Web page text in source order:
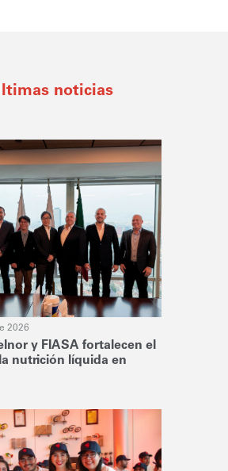
noticias
2026
y FIASA fortalecen el
nutrición líquida en